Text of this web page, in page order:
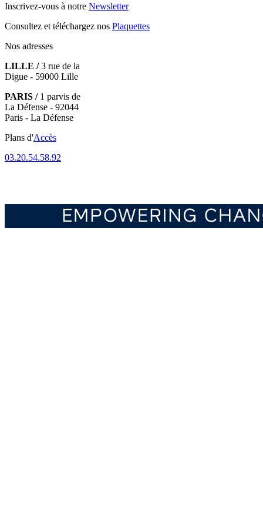
Inscrivez-vous à notre Newsletter
Consultez et téléchargez nos Plaquettes
Nos adresses
LILLE /3 rue de la
Digue - 59000 Lille
PARIS /1 parvis de
La Défense - 92044
Paris - La Défense
Plans d'Accès
03.20.54.58.92